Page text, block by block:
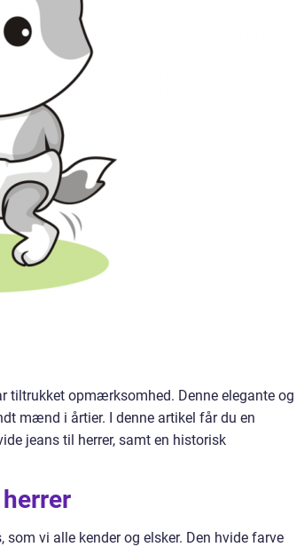
tiltrukket opmærksomhed. Denne elegante og
mænd i årtier. I denne artikel får du en
jeans til herrer, samt en historisk
vi alle kender og elsker. Den hvide farve